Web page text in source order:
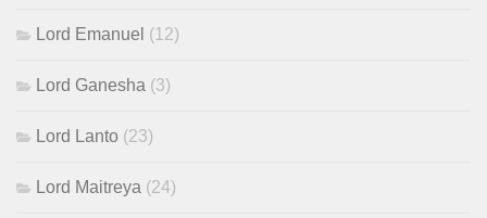
Lord Emanuel (12)
Lord Ganesha (3)
Lord Lanto (23)
Lord Maitreya (24)